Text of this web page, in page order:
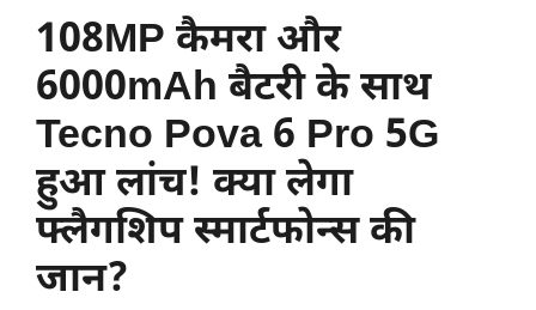
108MP कैमरा और
6000mAh बैटरी के साथ
Tecno Pova 6 Pro 5G
हुआ लांच! क्या लेगा
फ्लैगशिप स्मार्टफोन्स की
जान?